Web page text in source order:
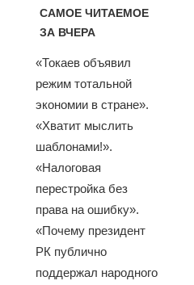
САМОЕ ЧИТАЕМОЕ
ЗА ВЧЕРА
«Токаев объявил
режим тотальной
экономии в стране».
«Хватит мыслить
шаблонами!».
«Налоговая
перестройка без
права на ошибку».
«Почему президент
РК публично
поддержал народного